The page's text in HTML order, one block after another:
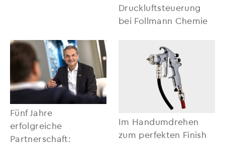
Druckluftsteuerung
bei Follmann Chemie
Fünf Jahre
erfolgreiche
Partnerschaft:
Im Handumdrehen
zum perfekten Finish